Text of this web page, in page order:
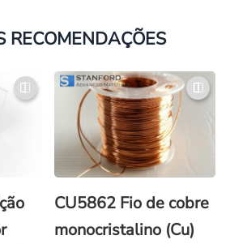
RECOMENDAÇÕES
CU5862 Fio de cobre
monocristalino (Cu)